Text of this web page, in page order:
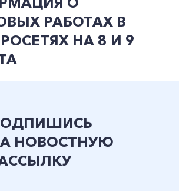
РАБОТАХ В
НА 8 И 9
НОВОСТНУЮ